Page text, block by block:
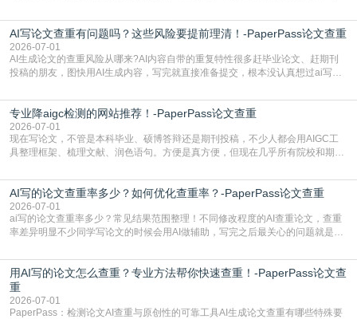
怕是已经入行的科研人员，不少人也搞不清降aigc检测是啥，对相关要求摸不
准。其实，降aigc检测是伴随AIGC工具在学术领域普及诞生的新需求，核心是为
了满足现在高校、期刊对AI生
AI写论文查重有问题吗？这些风险要提前理清！-PaperPass论文查重
2026-07-01
AI生成论文的查重风险从哪来?AI内容自带的重复特性很多赶毕业论文、赶期刊
投稿的朋友，图快用AI生成内容，写完就直接准备提交，根本没认真想过ai写论
自带不可忽视的查重风险。AI训练依赖海量公开的文本数据，生成内容本质是基
于训练数据的概率拼接，不是从零开始的原创创作。生成过程中，很容易复用已
有的高频公共表述，甚至直接拼接已经公开
专业降aigc检测的网站推荐！-PaperPass论文查重
2026-07-01
现在写论文，不管是本科毕业、硕博答辩还是期刊投稿，不少人都会用AIGC工
具整理框架、梳理文献、润色语句。方便是真方便，但现在几乎所有院校和期刊
五遍还是过不了预检测的大有人在，这时候，找到靠谱的降AIGC检测率的网
站，就能少走好多弯路。PaperPass：守护学术原创性的智能伙伴AIGC生成内
容的学术合规痛点去年帮一个本科师弟改
AI写的论文查重率多少？如何优化查重率？-PaperPass论文查重
2026-07-01
ai写的论文查重率多少？常见结果范围整理！不同修改程度的AI查重论文，查重
率差异明显不少同学写论文的时候会用AI做辅助，写完之后最关心的问题就是ai
实际情况和大家想的不太一样。AI训练依赖海量公开学术文献、网络内容，生成
内容本质是按照语义概率拼接已有内容，很容易和已发布的作品撞重复，甚至会
直接引用整段已有内容，所以查重率偏高是
用AI写的论文怎么查重？专业方法帮你快速查重！-PaperPass论文查
重
2026-07-01
PaperPass：检测论文AI查重与原创性的可靠工具AI生成论文查重有哪些特殊要